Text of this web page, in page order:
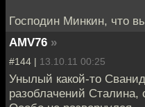
Господин Минкин, что
AMV76 »
#144 | 13.10.11 00:25
Унылый какой-то
разоблачений Сталина,